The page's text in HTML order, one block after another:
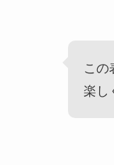
この
楽し